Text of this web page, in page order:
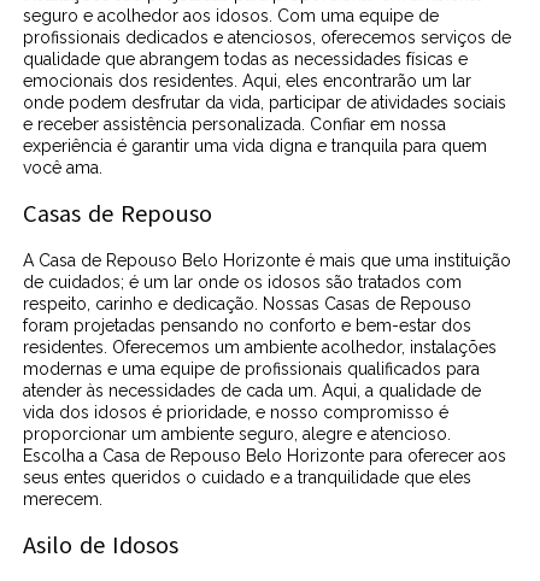
seguro e acolhedor aos idosos. Com uma equipe de
profissionais dedicados e atenciosos, oferecemos serviços de
qualidade que abrangem todas as necessidades físicas e
emocionais dos residentes. Aqui, eles encontrarão um lar
onde podem desfrutar da vida, participar de atividades sociais
e receber assistência personalizada. Confiar em nossa
experiência é garantir uma vida digna e tranquila para quem
você ama.
Casas de Repouso
A Casa de Repouso Belo Horizonte é mais que uma instituição
de cuidados; é um lar onde os idosos são tratados com
respeito, carinho e dedicação. Nossas Casas de Repouso
foram projetadas pensando no conforto e bem-estar dos
residentes. Oferecemos um ambiente acolhedor, instalações
modernas e uma equipe de profissionais qualificados para
atender às necessidades de cada um. Aqui, a qualidade de
vida dos idosos é prioridade, e nosso compromisso é
proporcionar um ambiente seguro, alegre e atencioso.
Escolha a Casa de Repouso Belo Horizonte para oferecer aos
seus entes queridos o cuidado e a tranquilidade que eles
merecem.
Asilo de Idosos